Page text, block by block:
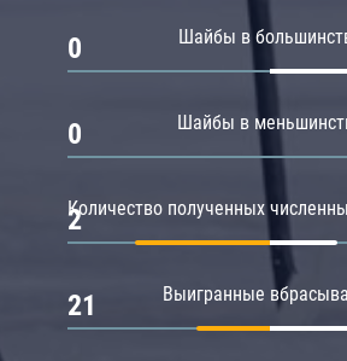
Шайбы в
0
Шайбы в
0
Количество полученных
2
Выигранные
21